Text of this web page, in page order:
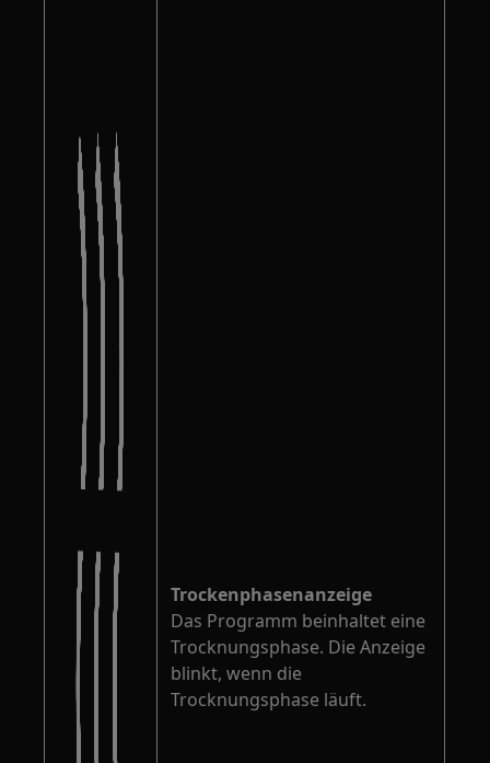
Trockenphasenanzeige
Das Programm beinhaltet eine
Trocknungsphase. Die Anzeige
blinkt, wenn die
Trocknungsphase läuft.